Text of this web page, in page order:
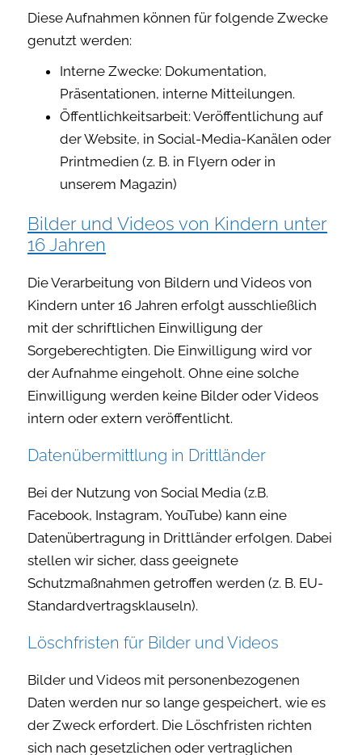
Diese Aufnahmen können für folgende Zwecke
genutzt werden:
Interne Zwecke: Dokumentation,
Präsentationen, interne Mitteilungen.
Öffentlichkeitsarbeit: Veröffentlichung auf
der Website, in Social-Media-Kanälen oder
Printmedien (z. B. in Flyern oder in
unserem Magazin)
Bilder und Videos von Kindern unter
16 Jahren
Die Verarbeitung von Bildern und Videos von
Kindern unter 16 Jahren erfolgt ausschließlich
mit der schriftlichen Einwilligung der
Sorgeberechtigten. Die Einwilligung wird vor
der Aufnahme eingeholt. Ohne eine solche
Einwilligung werden keine Bilder oder Videos
intern oder extern veröffentlicht.
Datenübermittlung in Drittländer
Bei der Nutzung von Social Media (z.B.
Facebook, Instagram, YouTube) kann eine
Datenübertragung in Drittländer erfolgen. Dabei
stellen wir sicher, dass geeignete
Schutzmaßnahmen getroffen werden (z. B. EU-
Standardvertragsklauseln).
Löschfristen für Bilder und Videos
Bilder und Videos mit personenbezogenen
Daten werden nur so lange gespeichert, wie es
der Zweck erfordert. Die Löschfristen richten
sich nach gesetzlichen oder vertraglichen